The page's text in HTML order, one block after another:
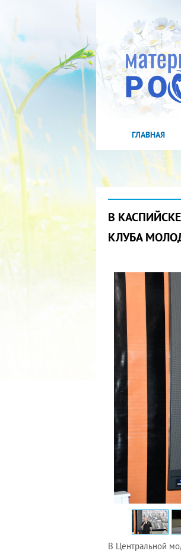
ГЛАВНАЯ
В
КЛУБА
В Центральной
2022